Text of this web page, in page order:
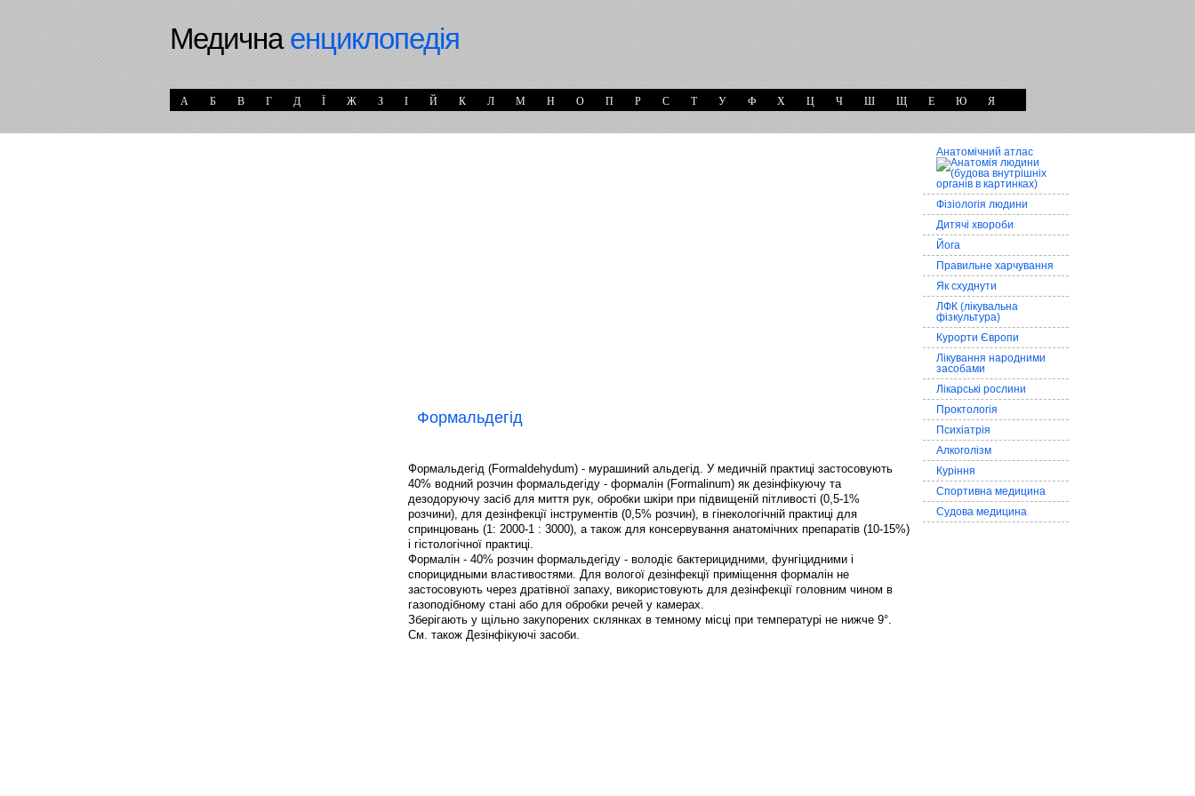
Медичнаенциклопедія
А Б В Г Д Ї Ж З І Й К Л М Н О П Р С Т У Ф Х Ц Ч Ш Щ Е Ю Я
Формальдегід
Формальдегід (Formaldehydum) - мурашиний альдегід. У медичній практиці застосовують
40% водний розчин формальдегіду - формалін (Formalinum) як дезінфікуючу та
дезодоруючу засіб для миття рук, обробки шкіри при підвищеній пітливості (0,5-1%
розчини), для дезінфекції інструментів (0,5% розчин), в гінекологічній практиці для
спринцювань (1: 2000-1 : 3000), а також для консервування анатомічних препаратів (10-15%)
і гістологічної практиці.
Формалін - 40% розчин формальдегіду - володіє бактерицидними, фунгіцидними і
спорицидными властивостями. Для вологої дезінфекції приміщення формалін не
застосовують через дратівної запаху, використовують для дезінфекції головним чином в
газоподібному стані або для обробки речей у камерах.
Зберігають у щільно закупорених склянках в темному місці при температурі не нижче 9°.
См. також Дезінфікуючі засоби.
Анатомічний атлас
Фізіологія людини
Дитячі хвороби
Йога
Правильне харчування
Як схуднути
ЛФК (лікувальна
фізкультура)
Курорти Європи
Лікування народними
засобами
Лікарські рослини
Проктологія
Психіатрія
Алкоголізм
Куріння
Спортивна медицина
Судова медицина